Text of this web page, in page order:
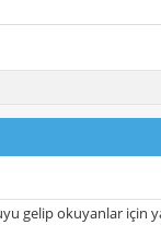
gelip okuyanlar için